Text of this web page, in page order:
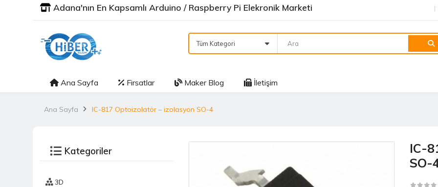
Adana'nın En Kapsamlı Arduino / Raspberry Pi Elekronik Marketi
Tüm Kategori
Ana Sayfa Firsatlar Maker Blog İletişim
Ana Sayfa IC-817 Optoizolatör – izolasyon SO-4
Kategoriler
3D
IC-
SO-